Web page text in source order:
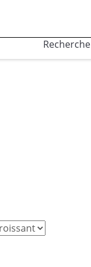
cookies, qui